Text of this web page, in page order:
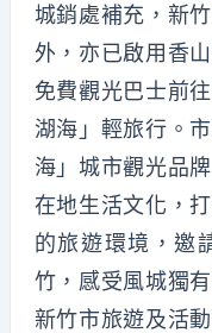
城銷處補充，新
外，亦已啟用香
免費觀光巴士前
湖海」輕旅行。
海」城市觀光品
在地生活文化，
的旅遊環境，邀
竹，感受風城獨
新竹市旅遊及活